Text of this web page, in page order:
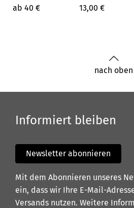
ab 40 €
13,00 €
nach oben
Informiert bleiben
Newsletter abonnieren
Mit dem Abonnieren unseres
ein, dass wir Ihre E-Mail-
Versands nutzen. Weitere